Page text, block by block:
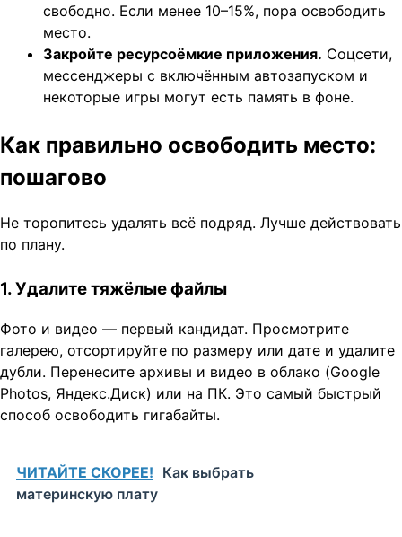
свободно. Если менее 10–15%, пора освободить
место.
Закройте ресурсоёмкие приложения. Соцсети,
мессенджеры с включённым автозапуском и
некоторые игры могут есть память в фоне.
Как правильно освободить место:
пошагово
Не торопитесь удалять всё подряд. Лучше действовать
по плану.
1. Удалите тяжёлые файлы
Фото и видео — первый кандидат. Просмотрите
галерею, отсортируйте по размеру или дате и удалите
дубли. Перенесите архивы и видео в облако (Google
Photos, Яндекс.Диск) или на ПК. Это самый быстрый
способ освободить гигабайты.
ЧИТАЙТЕ СКОРЕЕ! Как выбрать
материнскую плату